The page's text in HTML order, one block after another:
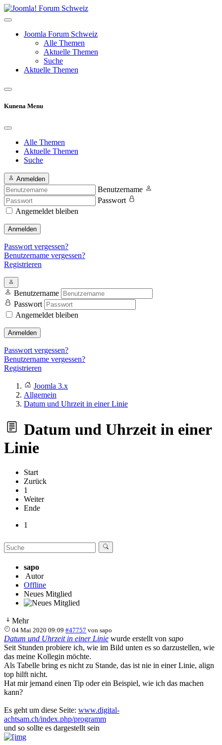
Joomla Forum Schweiz
Alle Themen
Aktuelle Themen
Suche
Aktuelle Themen
Kunena Menu
Alle Themen
Aktuelle Themen
Suche
Anmelden
Benutzername
Passwort
Angemeldet bleiben
Anmelden
Passwort vergessen?
Benutzername vergessen?
Registrieren
Benutzername
Passwort
Angemeldet bleiben
Anmelden
Passwort vergessen?
Benutzername vergessen?
Registrieren
Joomla 3.x
Allgemein
Datum und Uhrzeit in einer Linie
Datum und Uhrzeit in einer
Linie
Start
Zurück
1
Weiter
Ende
1
sapo
Autor
Offline
Neues Mitglied
Mehr
04 Mai 2020 09:09 #47757 vonsapo
Datum und Uhrzeit in einer Linie wurde erstellt von sapo
Seit Stunden probiere ich, wie im Bild unten es so darzustellen, wie
das meine Kollegin möchte.
Als Tabelle bring es nicht zu Stande, das ist nie in einer Linie, align
top hilft nicht.
Hat mir jemand einen Tip oder ein Beispiel, wie ich das machen
kann?
Es geht um diese Seite: www.digital-
achtsam.ch/index.php/programm
und so sollte es dargestellt sein